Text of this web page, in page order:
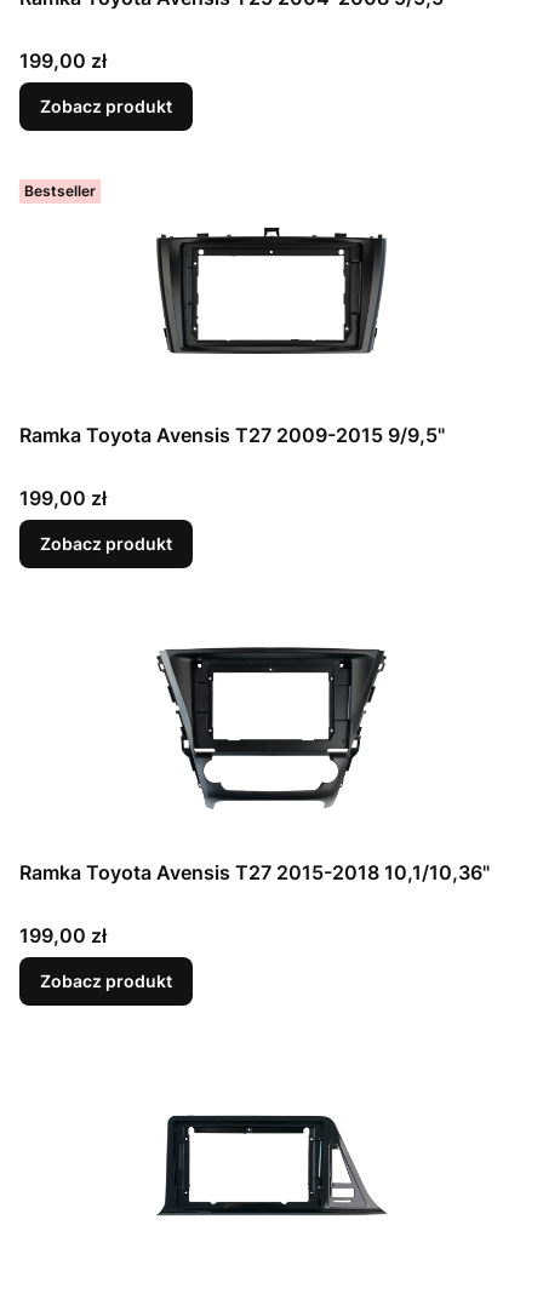
Cena
199,00 zł
Zobacz produkt
Bestseller
Ramka Toyota Avensis T27 2009-2015 9/9,5"
Cena
199,00 zł
Zobacz produkt
Ramka Toyota Avensis T27 2015-2018 10,1/10,36"
Cena
199,00 zł
Zobacz produkt